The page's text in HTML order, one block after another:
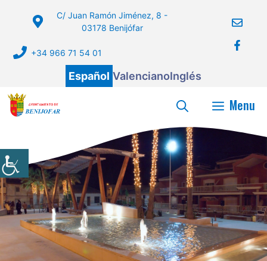
C/ Juan Ramón Jiménez, 8 -
03178 Benijófar
+34 966 71 54 01
Español ValencianoInglés
Menu